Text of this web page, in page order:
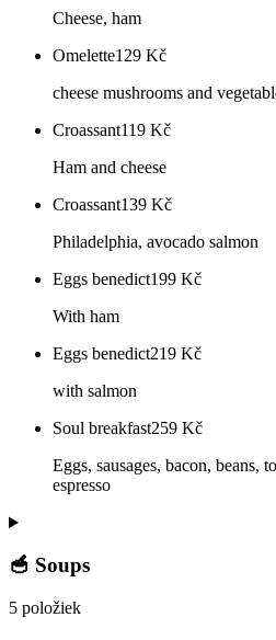
Cheese, ham
Omelette129 Kč
cheese mushrooms and
Croassant119 Kč
Ham and cheese
Croassant139 Kč
Philadelphia, avocado salmon
Eggs benedict199 Kč
With ham
Eggs benedict219 Kč
with salmon
Soul breakfast259 Kč
Eggs, sausages, bacon, beans,
espresso
🥣 Soups
5 položiek